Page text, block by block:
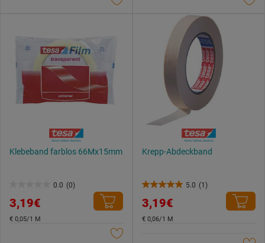
Klebeband farblos 66Mx15mm
0.0 (0)
von
5
3,19€
€ 0,05/1 M
Krepp-Abdeckband
5.0 (1)
5.0
von
5
3,19€
€ 0,06/1 M
.